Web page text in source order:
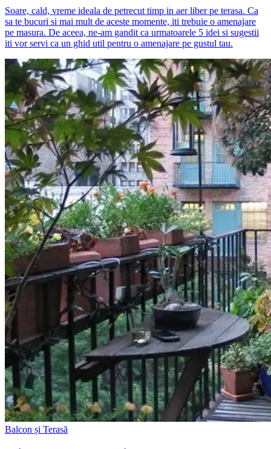
Soare, cald, vreme ideala de petrecut timp in aer liber pe terasa. Ca
sa te bucuri si mai mult de aceste momente, iti trebuie o amenajare
pe masura. De aceea, ne-am gandit ca urmatoarele 5 idei si sugestii
iti vor servi ca un ghid util pentru o amenajare pe gustul tau.
Balcon și Terasă